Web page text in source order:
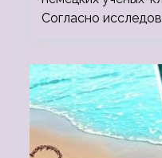
Согласно